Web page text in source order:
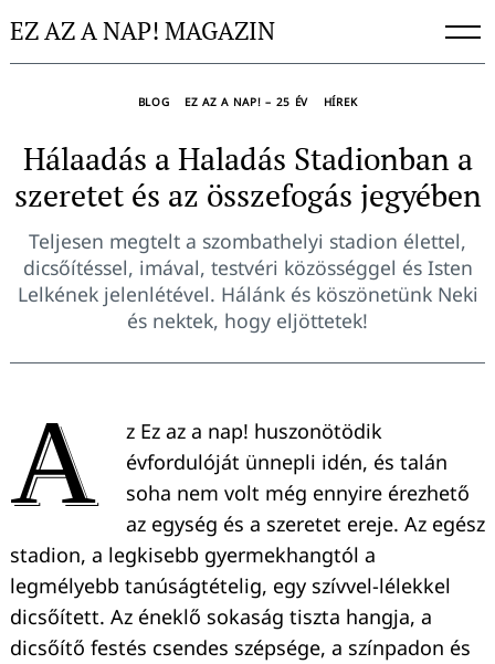
toEZ AZ A NAP! MAGAZIN
BLOG EZ AZ A NAP! – 25 ÉV HÍREK
Hálaadás a Haladás Stadionban a
szeretet és az összefogás jegyében
Teljesen megtelt a szombathelyi stadion élettel,
dicsőítéssel, imával, testvéri közösséggel és Isten
Lelkének jelenlétével. Hálánk és köszönetünk Neki
és nektek, hogy eljöttetek!
A
z Ez az a nap! huszonötödik
évfordulóját ünnepli idén, és talán
soha nem volt még ennyire érezhető
az egység és a szeretet ereje. Az egész
stadion, a legkisebb gyermekhangtól a
legmélyebb tanúságtételig, egy szívvel-lélekkel
dicsőített. Az éneklő sokaság tiszta hangja, a
dicsőítő festés csendes szépsége, a színpadon és